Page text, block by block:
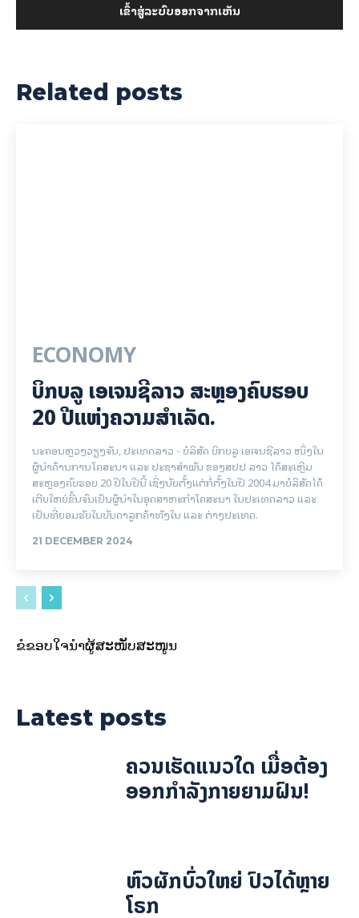
ເຂົ້າ​ສູ່​ລະ​ບົບ​ອອກ​ຈາກ​ເຫັນ
Related posts
ECONOMY
ບິກບລູ ເອເຈນຊີລາວ ສະຫຼອງຄົບຮອບ
20 ປີແຫ່ງຄວາມສຳເລັດ.
ນະຄອນຫຼວງວຽງຈັນ, ປະເທດລາວ - ບໍລິສັດ ບິກບລູ ເອເຈນຊີລາວ ໜຶ່ງໃນ
ຜູ້ນຳດ້ານການໂຄສະນາ ແລະ ປະຊາສຳພັນ ຂອງສປປ ລາວ ໄດ້ສະເຫຼີມ
ສະຫຼອງຄົບຮອບ 20 ປີໃນປີນີ້ ເຊິ່ງນັບຕັ້ງແຕ່ກໍ່ຕັ້ງໃນປີ 2004 ມາບໍລິສັດໄດ້
ເຕີບໃຫຍ່ຂື້ນຈົນເປັນຜູ້ນຳໃນອຸດສາຫະກຳໂຄສະນາ ໃນປະເທດລາວ ແລະ
ເປັນທີ່ຍອມຮັບໃນບັນດາລູກຄ້າທັງໃນ ແລະ ຕ່າງປະເທດ.
21 DECEMBER 2024
ຂໍຂອບໃຈນຳຜູ້ສະໜັບສະໜູນ
Latest posts
ຄວນເຮັດແນວໃດ ເມື່ອຕ້ອງ
ອອກກຳລັງກາຍຍາມຝົນ!
ຫົວຜັກບົ່ວໃຫຍ່ ປົວໄດ້ຫຼາຍ
ໂຣກ